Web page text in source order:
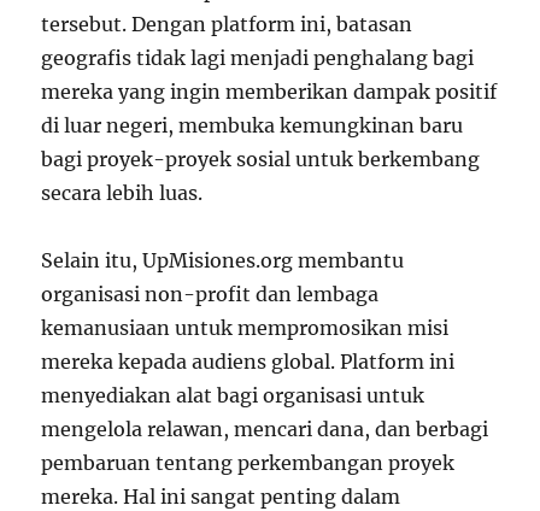
tersebut. Dengan platform ini, batasan
geografis tidak lagi menjadi penghalang bagi
mereka yang ingin memberikan dampak positif
di luar negeri, membuka kemungkinan baru
bagi proyek-proyek sosial untuk berkembang
secara lebih luas.
Selain itu, UpMisiones.org membantu
organisasi non-profit dan lembaga
kemanusiaan untuk mempromosikan misi
mereka kepada audiens global. Platform ini
menyediakan alat bagi organisasi untuk
mengelola relawan, mencari dana, dan berbagi
pembaruan tentang perkembangan proyek
mereka. Hal ini sangat penting dalam